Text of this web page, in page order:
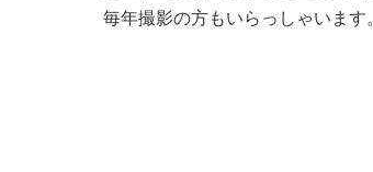
毎年撮影の方もいらっしゃいます。